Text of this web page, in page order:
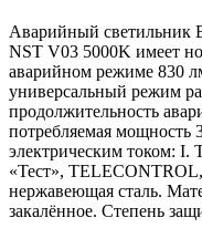
Аварийный
NST V03 5000K имеет
аварийном режиме 830
универсальный режим
продолжительность
потребляемая мощность
электрическим током: I.
«Тест»,
нержавеющая сталь.
закалённое. Степень